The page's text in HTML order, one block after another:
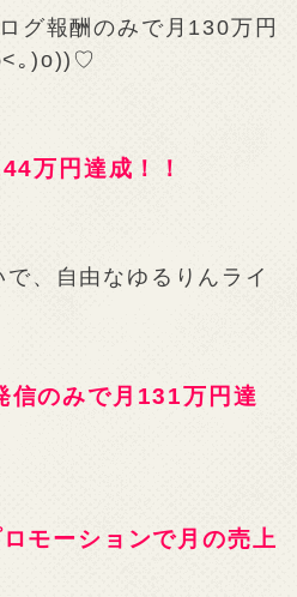
グ報酬のみで月130万円
｡)o))♡
万円達成！！
、自由なゆるりんライ
のみで月131万円達
モーションで月の売上